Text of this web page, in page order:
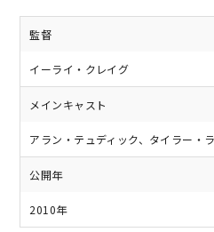
監督
イーライ・クレイグ
メインキャスト
アラン・テュディック、タイラー・
公開年
2010年